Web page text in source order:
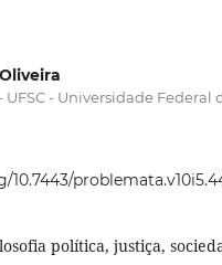
UFSC - Universidade Federal
política, justiça,